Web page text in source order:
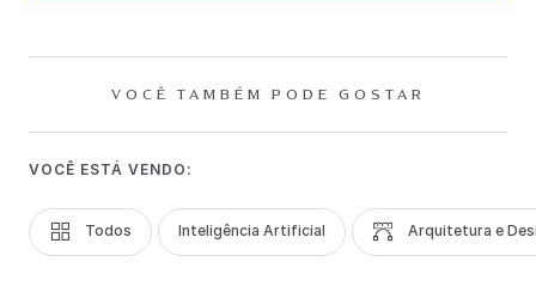
VOCÊ TAMBÉM PODE GOSTAR
VOCÊ ESTÁ VENDO:
Todos Inteligência Artificial Arquitetura e